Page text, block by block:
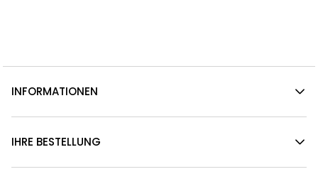
INFORMATIONEN
IHRE BESTELLUNG